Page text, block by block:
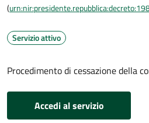
(
Servizio attivo
Procedimento di cessazione della
Accedi al servizio